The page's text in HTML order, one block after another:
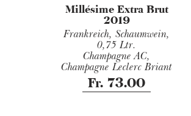
Millésime Extra Brut
2019
Frankreich, Schaumwein,
0,75 Ltr.
Champagne AC,
Champagne Leclerc Briant
Fr. 73.00